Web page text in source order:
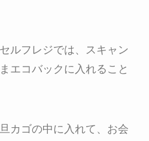
ルフレジでは、スキャン
エコバックに入れること
カゴの中に入れて、お会